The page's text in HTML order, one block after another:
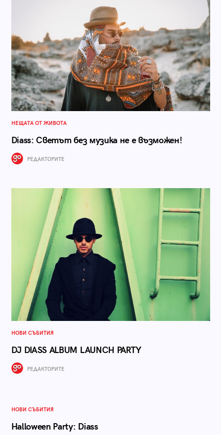
НЕЩАТА ОТ ЖИВОТА
Diass: Светът без музика не е възможен!
РЕДАКТОРИТЕ
НОВИ СЪБИТИЯ
DJ DIASS ALBUM LAUNCH PARTY
РЕДАКТОРИТЕ
НОВИ СЪБИТИЯ
Halloween Party: Diass